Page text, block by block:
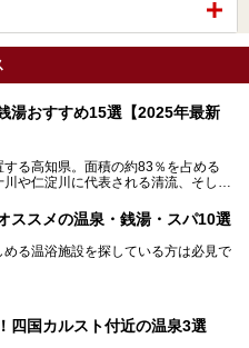
湯おすすめ15選【2025年最新
る高知県。面積の約83％を占める
や仁淀川に代表される清流、そして
た県です。
たたきをはじめとする海産物や清流
そうがどっさり盛られた皿鉢料理、
といったグルメが充実していること
は、温泉とあわせて自然の景観やグ
ススメの温泉・銭湯・スパ10選
る温浴施設を探している方は必見で
サウナ探しの参考してくださいね！
四国カルスト付近の温泉3選